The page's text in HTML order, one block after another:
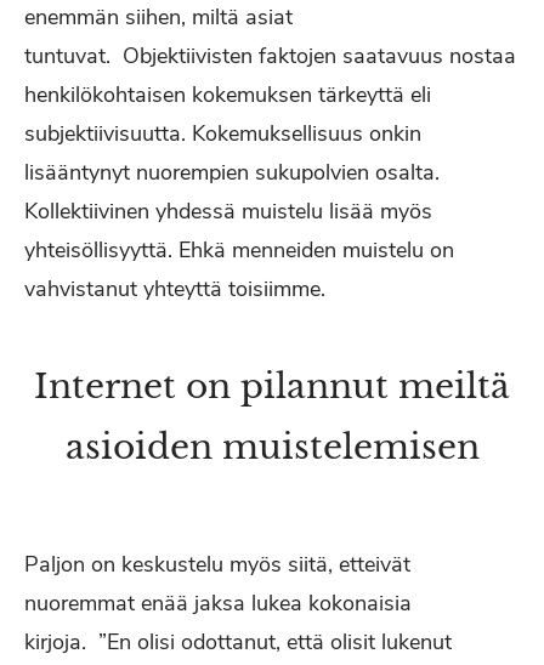
enemmän siihen, miltä asiat
tuntuvat. Objektiivisten faktojen saatavuus nostaa
henkilökohtaisen kokemuksen tärkeyttä eli
subjektiivisuutta. Kokemuksellisuus onkin
lisääntynyt nuorempien sukupolvien osalta.
Kollektiivinen yhdessä muistelu lisää myös
yhteisöllisyyttä. Ehkä menneiden muistelu on
vahvistanut yhteyttä toisiimme.
Internet on pilannut meiltä
asioiden muistelemisen
Paljon on keskustelu myös siitä, etteivät
nuoremmat enää jaksa lukea kokonaisia
kirjoja. ”En olisi odottanut, että olisit lukenut